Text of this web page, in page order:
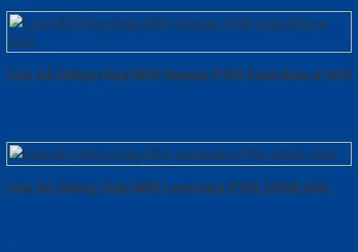
Cửa Gỗ Chống Cháy MDF Veneer P1R5 Xoan Đào-a-SGD
Cửa Gỗ Chống Cháy MDF Laminate P1R2 23029-SGD